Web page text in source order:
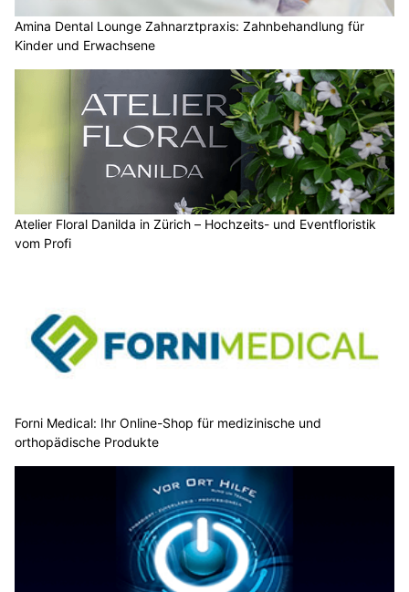
Amina Dental Lounge Zahnarztpraxis: Zahnbehandlung für
Kinder und Erwachsene
Atelier Floral Danilda in Zürich – Hochzeits- und Eventfloristik
vom Profi
Forni Medical: Ihr Online-Shop für medizinische und
orthopädische Produkte